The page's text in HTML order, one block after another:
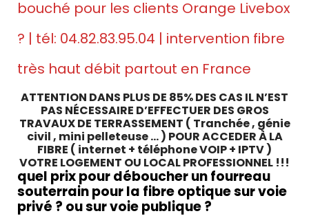
bouché pour les clients Orange Livebox
? | tél: 04.82.83.95.04 | intervention fibre
très haut débit partout en France
ATTENTION DANS PLUS DE 85% DES CAS IL N’EST
PAS NÉCESSAIRE D’EFFECTUER DES GROS
TRAVAUX DE TERRASSEMENT ( Tranchée , génie
civil , mini pelleteuse … ) POUR ACCEDER À LA
FIBRE ( internet + téléphone VOIP + IPTV )
VOTRE LOGEMENT OU LOCAL PROFESSIONNEL !!!
quel prix pour déboucher un fourreau
souterrain pour la fibre optique sur voie
privé ? ou sur voie publique ?